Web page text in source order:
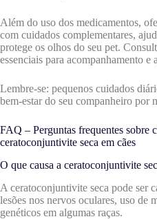
Além do uso dos medicamentos,
com cuidados complementares,
protege os olhos do seu pet.
essenciais para acompanhamento e
Lembre-se: pequenos cuidados
bem-estar do seu companheiro por
FAQ – Perguntas frequentes sobre
ceratoconjuntivite seca em cães
O que causa a ceratoconjuntivite
A ceratoconjuntivite seca pode ser
lesões nos nervos oculares, uso de
genéticos em algumas raças.